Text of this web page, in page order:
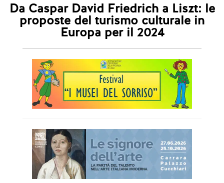
Da Caspar David Friedrich a Liszt: le
proposte del turismo culturale in
Europa per il 2024